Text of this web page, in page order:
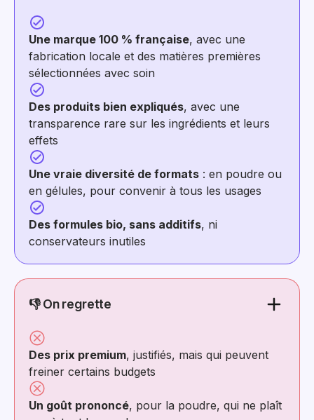
Une marque 100 % française, avec une
fabrication locale et des matières premières
sélectionnées avec soin
Des produits bien expliqués, avec une
transparence rare sur les ingrédients et leurs
effets
Une vraie diversité de formats : en poudre ou
en gélules, pour convenir à tous les usages
Des formules bio, sans additifs, ni
conservateurs inutiles
👎 On regrette
Des prix premium, justifiés, mais qui peuvent
freiner certains budgets
Un goût prononcé, pour la poudre, qui ne plaît